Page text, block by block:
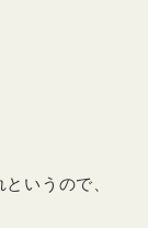
いうので、